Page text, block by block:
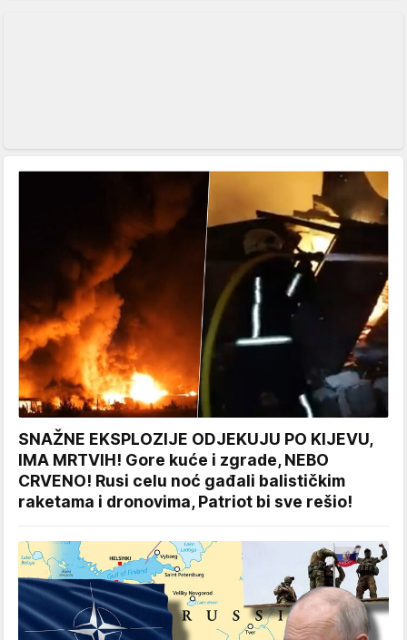
SNAŽNE EKSPLOZIJE ODJEKUJU PO KIJEVU,
IMA MRTVIH! Gore kuće i zgrade, NEBO
CRVENO! Rusi celu noć gađali balističkim
raketama i dronovima, Patriot bi sve rešio!